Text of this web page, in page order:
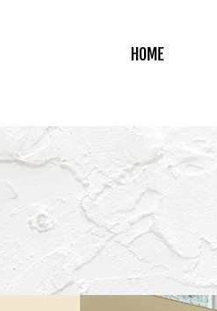
HOME